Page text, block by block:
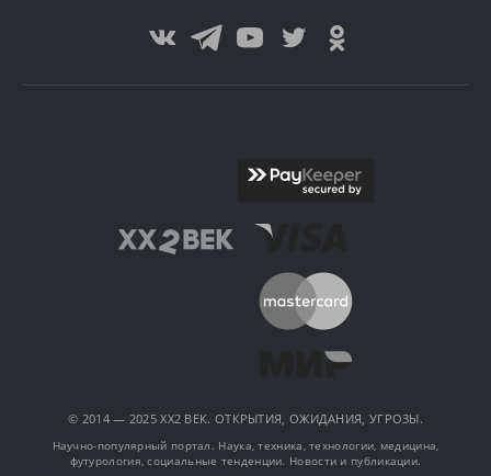
© 2014 — 2025 XX2 ВЕК. ОТКРЫТИЯ, ОЖИДАНИЯ, УГРОЗЫ.
Научно-популярный портал. Наука, техника, технологии, медицина,
футурология, социальные тенденции. Новости и публикации.